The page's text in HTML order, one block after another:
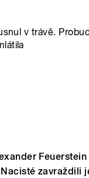
v trávě.
zavraždili